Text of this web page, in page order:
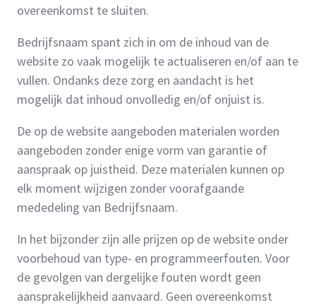
overeenkomst te sluiten.
Bedrijfsnaam spant zich in om de inhoud van de
website zo vaak mogelijk te actualiseren en/of aan te
vullen. Ondanks deze zorg en aandacht is het
mogelijk dat inhoud onvolledig en/of onjuist is.
De op de website aangeboden materialen worden
aangeboden zonder enige vorm van garantie of
aanspraak op juistheid. Deze materialen kunnen op
elk moment wijzigen zonder voorafgaande
mededeling van Bedrijfsnaam.
In het bijzonder zijn alle prijzen op de website onder
voorbehoud van type- en programmeerfouten. Voor
de gevolgen van dergelijke fouten wordt geen
aansprakelijkheid aanvaard. Geen overeenkomst